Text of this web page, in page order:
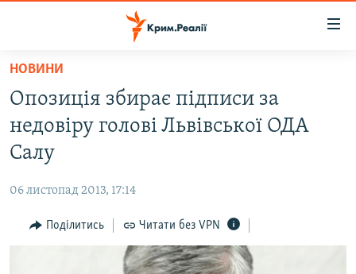
Перейти
основного
матеріалу
Перейти
до
основної
Перейти
ВОДА.КРИМ
ВІДЕО ТА ФОТО
БЛОГИ
ПОГЛЯД
НОВИНИ
Опозиція збирає підписи за
недовіру голові Львівської ОДА
Салу
06 листопад 2013, 17:14
Поділитись Читати без VPN